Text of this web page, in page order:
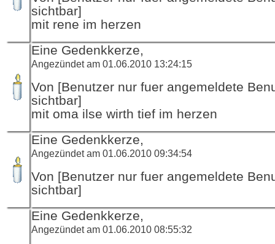
sichtbar]
mit rene im herzen
Eine Gedenkkerze,
Angezündet am 01.06.2010 13:24:15
Von [Benutzer nur fuer angemeldete
sichtbar]
mit oma ilse wirth tief im herzen
Eine Gedenkkerze,
Angezündet am 01.06.2010 09:34:54
Von [Benutzer nur fuer angemeldete
sichtbar]
Eine Gedenkkerze,
Angezündet am 01.06.2010 08:55:32